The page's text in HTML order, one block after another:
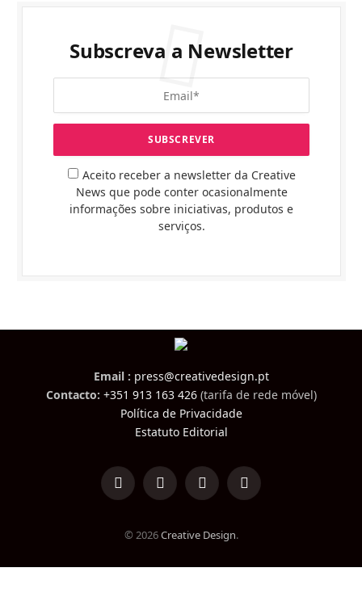
Subscreva a Newsletter
Aceito receber a newsletter da Creative
News que pode conter ocasionalmente
informações sobre iniciativas, produtos e
serviços.
Email : press@creativedesign.pt
Contacto: +351 913 163 426(tarifa de rede móvel)
Política de Privacidade
Estatuto Editorial
LinkedInFacebookInstagramTikTok
© 2026Creative Design.